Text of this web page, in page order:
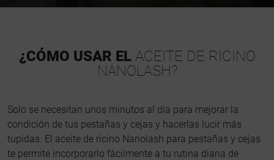
¿CÓMO USAR ELACEITE DE RICINO
NANOLASH?
Solo se necesitan unos minutos al día para mejorar la
condición de tus pestañas y cejas y hacerlas lucir más
tupidas. El aceite de ricino Nanolash para pestañas y cejas
te permite incorporarlo fácilmente a tu rutina diaria de